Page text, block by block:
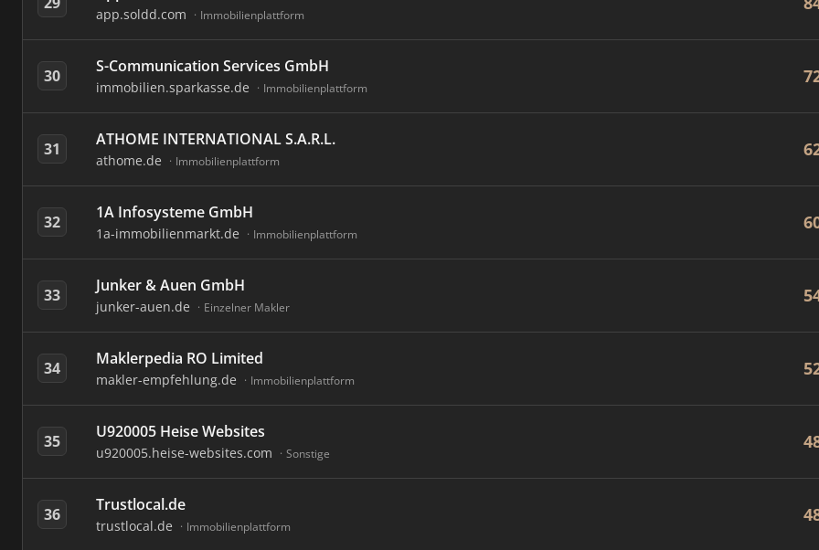
app.soldd.com Immobilienplattform
30 S-Communication Services GmbH
immobilien.sparkasse.de Immobilienplattform
31 ATHOME INTERNATIONAL S.A.R.L.
athome.de Immobilienplattform
32 1A Infosysteme GmbH
1a-immobilienmarkt.de Immobilienplattform
33 Junker & Auen GmbH
junker-auen.de Einzelner Makler
34 Maklerpedia RO Limited
makler-empfehlung.de Immobilienplattform
35 U920005 Heise Websites
u920005.heise-websites.com Sonstige
36 Trustlocal.de
trustlocal.de Immobilienplattform